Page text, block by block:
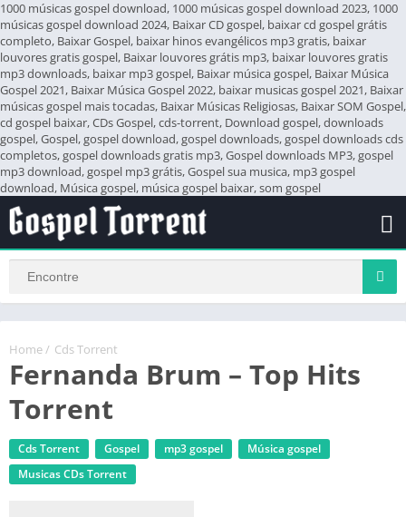
1000 músicas gospel download, 1000 músicas gospel download 2023, 1000
músicas gospel download 2024, Baixar CD gospel, baixar cd gospel grátis
completo, Baixar Gospel, baixar hinos evangélicos mp3 gratis, baixar
louvores gratis gospel, Baixar louvores grátis mp3, baixar louvores gratis
mp3 downloads, baixar mp3 gospel, Baixar música gospel, Baixar Música
Gospel 2021, Baixar Música Gospel 2022, baixar musicas gospel 2021, Baixar
músicas gospel mais tocadas, Baixar Músicas Religiosas, Baixar SOM Gospel,
cd gospel baixar, CDs Gospel, cds-torrent, Download gospel, downloads
gospel, Gospel, gospel download, gospel downloads, gospel downloads cds
completos, gospel downloads gratis mp3, Gospel downloads MP3, gospel
mp3 download, gospel mp3 grátis, Gospel sua musica, mp3 gospel
download, Música gospel, música gospel baixar, som gospel
Home / Cds Torrent
Fernanda Brum – Top Hits
Torrent
Cds Torrent Gospel mp3 gospel
Música gospel
‎Musicas CDs Torrent